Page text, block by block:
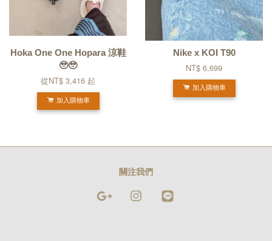
Hoka One One Hopara 涼鞋
🥹🥹
從NT$ 3,416 起
加入購物車
Nike x KOI T90
NT$ 6,699
加入購物車
關注我們
Google Instagram